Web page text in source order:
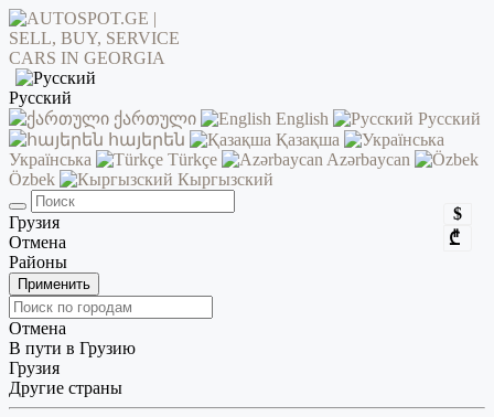
Русский
ქართული
English
Русский
հայերեն
Қазақша
Українська
Türkçe
Azərbaycan
Özbek
Кыргызский
$
₾
Грузия
Отмена
Районы
Применить
Отмена
В пути в Грузию
Грузия
Другие страны